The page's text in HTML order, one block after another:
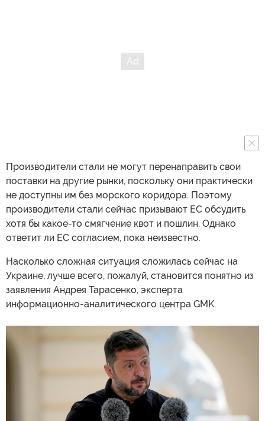
Производители стали не могут перенаправить свои
поставки на другие рынки, поскольку они практически
не доступны им без морского коридора. Поэтому
производители стали сейчас призывают ЕС обсудить
хотя бы какое-то смягчение квот и пошлин. Однако
ответит ли ЕС согласием, пока неизвестно.
Насколько сложная ситуация сложилась сейчас на
Украине, лучше всего, пожалуй, становится понятно из
заявления Андрея Тарасенко, эксперта
информационно-аналитического центра GMK.